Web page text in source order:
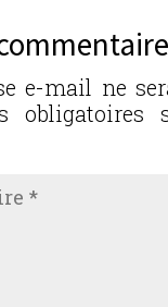
n
er
e-mail ne
obligatoires